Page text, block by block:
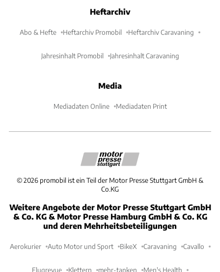
Heftarchiv
Abo & Hefte Heftarchiv Promobil Heftarchiv Caravaning
Jahresinhalt Promobil Jahresinhalt Caravaning
Media
Mediadaten Online Mediadaten Print
©2026 promobil ist ein Teil der Motor Presse Stuttgart GmbH &
Co.KG
Weitere Angebote der Motor Presse Stuttgart GmbH
& Co. KG & Motor Presse Hamburg GmbH & Co. KG
und deren Mehrheitsbeteiligungen
Aerokurier Auto Motor und Sport BikeX Caravaning Cavallo
Flugrevue Klettern mehr-tanken Men's Health